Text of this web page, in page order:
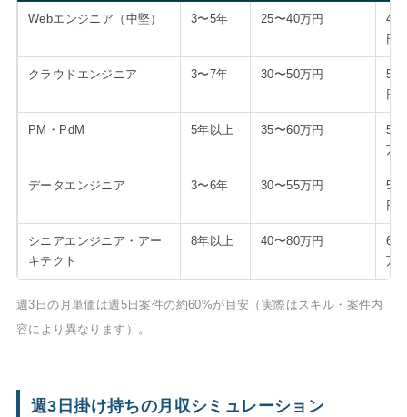
Webエンジニア（中堅） 3〜5年 25〜40万円
42
円
クラウドエンジニア 3〜7年 30〜50万円
50
円
PM・PdM 5年以上 35〜60万円
58
万
データエンジニア 3〜6年 30〜55万円
50
円
シニアエンジニア・アー
キテクト
8年以上 40〜80万円
67
万
週3日の月単価は週5日案件の約60%が目安（実際はスキル・案件内
容により異なります）。
週3日掛け持ちの月収シミュレーション